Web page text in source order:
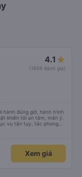
4.1
(1659 đánh giá)
hành đúng giờ, hành trình
vụ tận tụy, tác phong
Xã hội loạn đạo. Xin gửi
Xem giá